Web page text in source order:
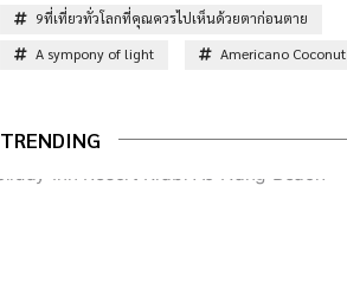
9ที่เที่ยวทั่วโลกที่คุณควรไปเห็นด้วยตาก่อนตาย
A sympony of light
Americano Coconut
TRENDING